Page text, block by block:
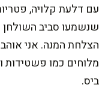
עם דלעת קלויה,
שנשמעו סביב
הצלחת המנה. אני
מלוחים כמו פשטידות
ביס.